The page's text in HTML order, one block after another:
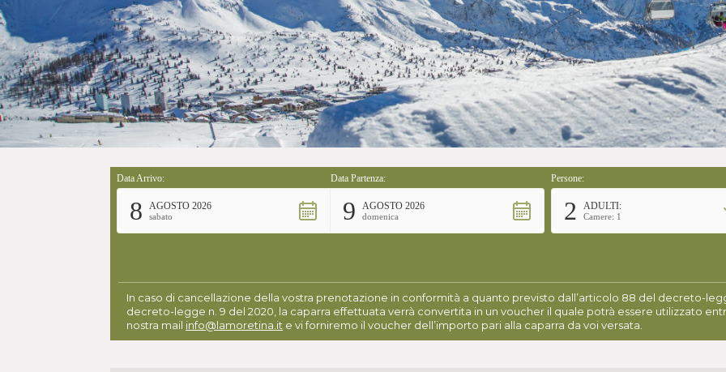
Data Arrivo:
8 AGOSTO 2026
sabato
Data Partenza:
9 AGOSTO 2026
domenica
Persone:
2 ADULTI:
Camere: 1
In caso di cancellazione della vostra prenotazione in conformità a quanto previsto dall’articolo 88 del decreto-
decreto-legge n. 9 del 2020, la caparra effettuata verrà convertita in un voucher il quale potrà essere utilizzato
nostra mail info@lamoretina.it e vi forniremo il voucher dell’importo pari alla caparra da voi versata.